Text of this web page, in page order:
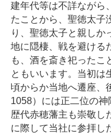
建年代等は不詳ながら
たことから、聖徳太子
り、聖徳太子と親しか
地に隠棲、戦を避ける
も、酒を斎き祀ったこ
ともいいます。当初は
頃からか当地へ遷座、
1058）には正二位の神
歴代赤穂藩主も崇敬し
に際して当社に参拝し